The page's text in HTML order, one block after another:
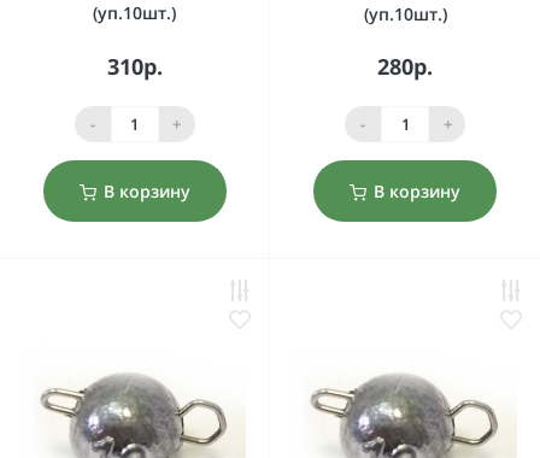
(уп.10шт.)
310р.
- +
В корзину
(уп.10шт.)
280р.
- +
В корзину